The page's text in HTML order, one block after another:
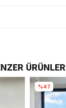
ÜRÜNLER
%47